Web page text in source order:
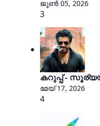
ജൂൺ 05, 2026
3
കറുപ്പ് -
മേയ് 17, 2026
4